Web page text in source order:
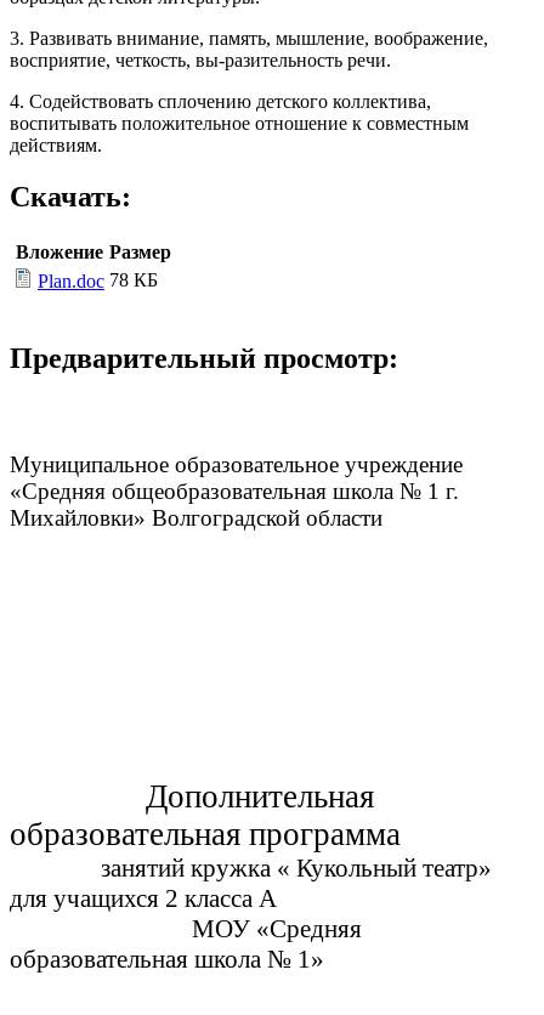
3. Развивать внимание, память, мышление, воображение,
восприятие, четкость, вы-разительность речи.
4. Содействовать сплочению детского коллектива,
воспитывать положительное отношение к совместным
действиям.
Скачать:
Вложение Размер
Plan.doc 78 КБ
Предварительный просмотр:
Муниципальное образовательное учреждение
«Средняя общеобразовательная школа № 1 г.
Михайловки» Волгоградской области
Дополнительная
образовательная программа
занятий кружка « Кукольный театр»
для учащихся 2 класса А
МОУ «Средняя
образовательная школа № 1»